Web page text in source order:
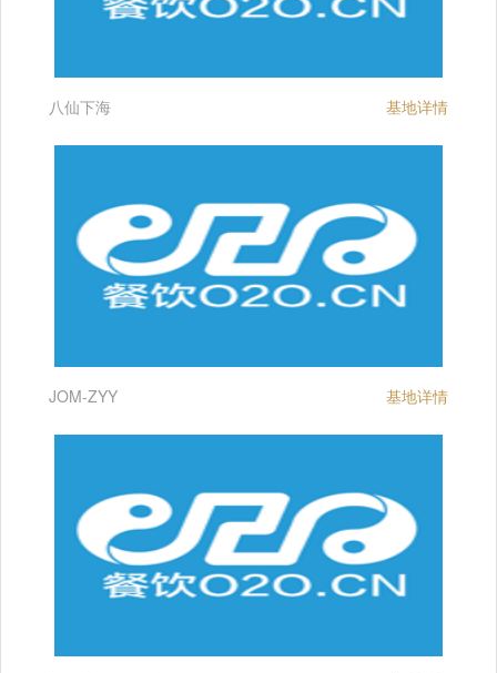
八仙下海 基地详情
JOM-ZYY 基地详情